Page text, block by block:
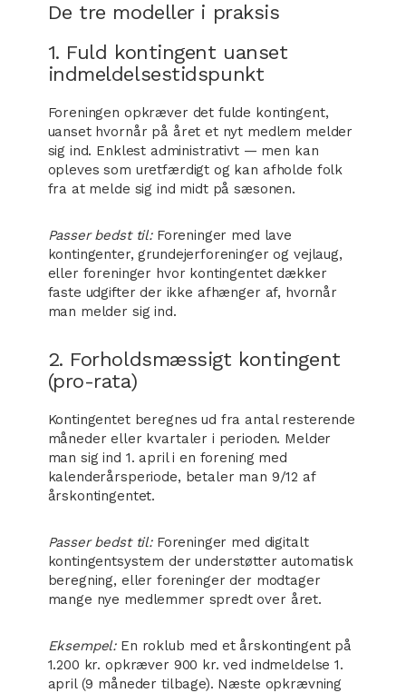
De tre modeller i praksis
1. Fuld kontingent uanset
indmeldelsestidspunkt
Foreningen opkræver det fulde kontingent,
uanset hvornår på året et nyt medlem melder
sig ind. Enklest administrativt — men kan
opleves som uretfærdigt og kan afholde folk
fra at melde sig ind midt på sæsonen.
Passer bedst til:Foreninger med lave
kontingenter, grundejerforeninger og vejlaug,
eller foreninger hvor kontingentet dækker
faste udgifter der ikke afhænger af, hvornår
man melder sig ind.
2. Forholdsmæssigt kontingent
(pro-rata)
Kontingentet beregnes ud fra antal resterende
måneder eller kvartaler i perioden. Melder
man sig ind 1. april i en forening med
kalenderårsperiode, betaler man 9/12 af
årskontingentet.
Passer bedst til:Foreninger med digitalt
kontingentsystem der understøtter automatisk
beregning, eller foreninger der modtager
mange nye medlemmer spredt over året.
Eksempel:En roklub med et årskontingent på
1.200 kr. opkræver 900 kr. ved indmeldelse 1.
april (9 måneder tilbage). Næste opkrævning